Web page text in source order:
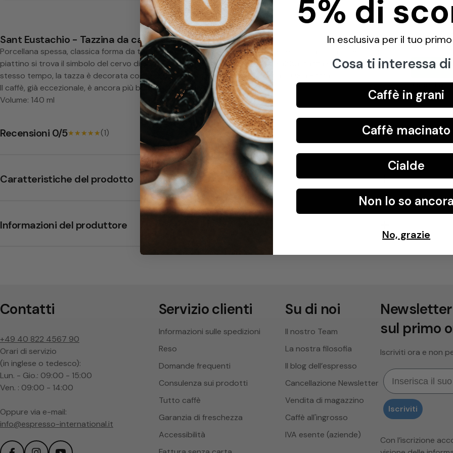
T
a
z
z
a
a
p
c
n
o
Sant Eustachio - Tazzina da cappuccino con piattino
Porcellana spessa, classica forma da tazza per cappuccino. Giallo uovo all'esterno, bianco all'interno. Sul
piattino si trova il simbolo del cervo di Sant Eustachio, nella sua lavorazione abbastanza elaborata. Allo
stesso tempo, la tazza è decorata con la scritta - Sant'Eustachio il Caffè dal 1938 a Roma!
Il caffè, già eccezionale, è ancora più buono in questa tazza.
Volume: 140 ml
Recensioni 0/5★★★★★
★★★★★(1)
Caratteristiche del prodotto
Informazioni del produttore
Ho
le linee
nessuno
Diviso
Contatti
+49 40 822 4567 90
Orari di servizio
(in inglese o tedesco):
Lun. - Gio.: 09:00 - 15:00
Ven. : 09:00 - 14:00
Oppure via e-mail:
info@espresso-international.it
Servizio clienti
Informazioni sulle spedizioni
Reso
Domande frequenti
Consulenza sui prodotti
Tutto caffè
Garanzia di freschezza
Accessibilità
Su di noi
Il nostro Team
La nostra filosofia
Il blog dell’espresso
Cancellazione Newsletter
Vendita di magazzino
Caffè all'ingrosso
IVA esente (aziende)
sul primo
Iscriviti ora e non
Email
Iscriviti
Con l’iscrizione
5% di
In esclusiva per il tuo
Cosa ti interessa
Caffè in grani
Caffè macinato
Cialde
Non lo so ancora
No, grazie